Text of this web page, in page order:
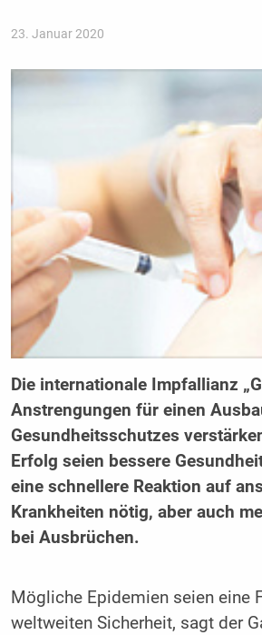
23. Januar 2020
Die internationale Impfallianz
Anstrengungen für einen
Gesundheitsschutzes
Erfolg seien bessere
eine schnellere Reaktion auf
Krankheiten nötig, aber auch
bei Ausbrüchen.
Mögliche Epidemien seien eine
weltweiten Sicherheit, sagt der